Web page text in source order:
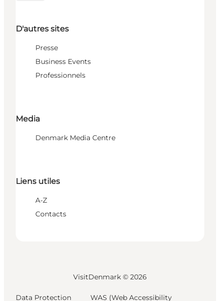
D'autres sites
Presse
Business Events
Professionnels
Media
Denmark Media Centre
Liens utiles
A-Z
Contacts
VisitDenmark © 2026
Data Protection WAS (Web Accessibility